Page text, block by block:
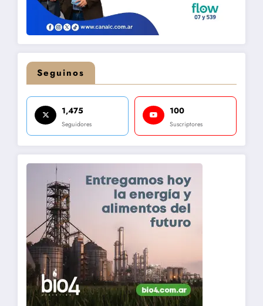
Seguinos
1,475
Seguidores
100
Suscriptores